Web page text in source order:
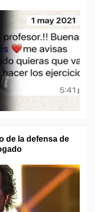
de la defensa de